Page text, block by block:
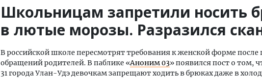
Школьницам запретили носить
в лютые морозы. Разразился
В российской школе пересмотрят требования к женской форме после
обращений родителей. В паблике «Аноним 03» появился пост о том,
31 города Улан-Удэ девочкам запрещают ходить в брюках даже в